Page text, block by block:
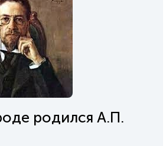
родился А.П.